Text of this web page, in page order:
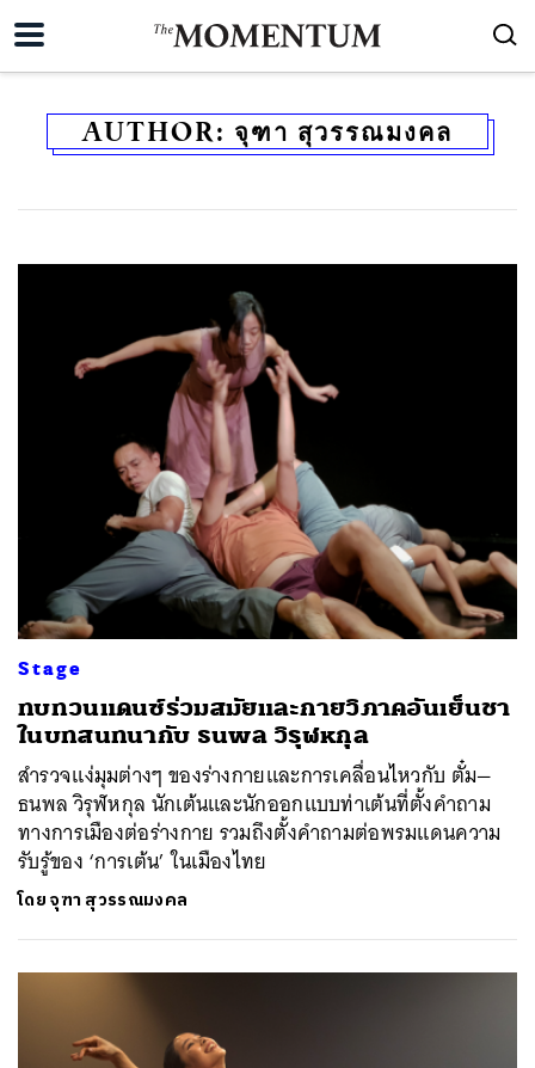
AUTHOR: จุฑา สุวรรณมงคล
Stage
ทบทวนแดนซ์ร่วมสมัยและกายวิภาคอันเย็นชา
ในบทสนทนากับ ธนพล วิรุฬหกุล
สำรวจแง่มุมต่างๆ ของร่างกายและการเคลื่อนไหวกับ ตั๋ม—
ธนพล วิรุฬหกุล นักเต้นและนักออกแบบท่าเต้นที่ตั้งคำถาม
ทางการเมืองต่อร่างกาย รวมถึงตั้งคำถามต่อพรมแดนความ
รับรู้ของ ‘การเต้น’ ในเมืองไทย
โดยจุฑา สุวรรณมงคล